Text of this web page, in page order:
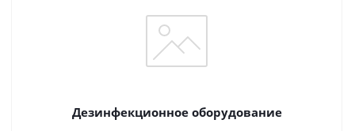
Дезинфекционное оборудование